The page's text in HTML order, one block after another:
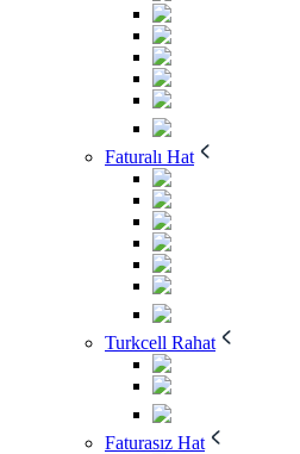
Faturalı Hat
Turkcell Rahat
Faturasız Hat